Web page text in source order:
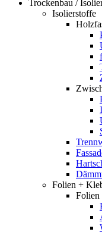
Trockenbau /
Isolierstoffe
Folien +
Folien